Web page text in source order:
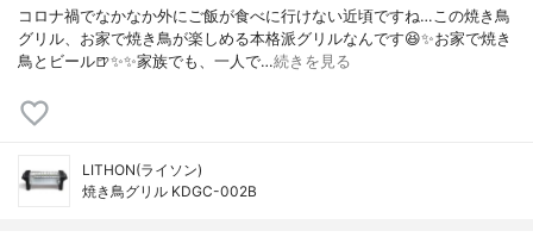
コロナ禍でなかなか外にご飯が食べに行けない近頃ですね…この焼き鳥
グリル、お家で焼き鳥が楽しめる本格派グリルなんです😆✨お家で焼き
鳥とビール🍺✨✨家族でも、一人で…続きを見る
LITHON(ライソン)
焼き鳥グリル KDGC-002B